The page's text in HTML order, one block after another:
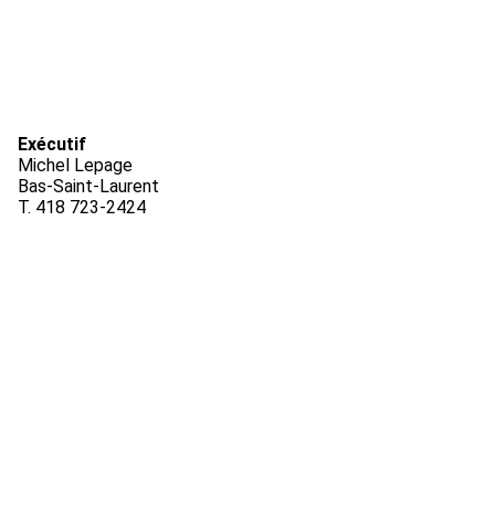
Exécutif
Michel Lepage
Bas-Saint-Laurent
T. 418 723-2424